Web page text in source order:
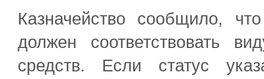
Казначейство сообщило,
должен соответствовать
средств. Если статус